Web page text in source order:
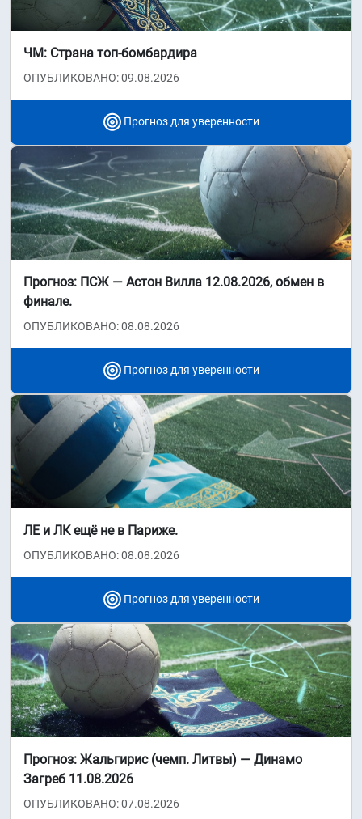
ЧМ: Страна топ-бомбардира
ОПУБЛИКОВАНО: 09.08.2026
Прогноз для уверенности
Прогноз: ПСЖ — Астон Вилла 12.08.2026, обмен в
финале.
ОПУБЛИКОВАНО: 08.08.2026
Прогноз для уверенности
ЛЕ и ЛК ещё не в Париже.
ОПУБЛИКОВАНО: 08.08.2026
Прогноз для уверенности
Прогноз: Жальгирис (чемп. Литвы) — Динамо
Загреб 11.08.2026
ОПУБЛИКОВАНО: 07.08.2026